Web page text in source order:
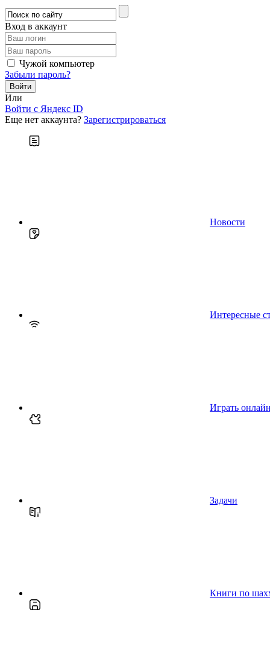
Вход в аккаунт
Чужой компьютер
Забыли пароль?
Или
Войти c Яндекс ID
Еще нет аккаунта? Зарегистрироваться
Новости
Интересные
Играть онлайн
Задачи
Книги по